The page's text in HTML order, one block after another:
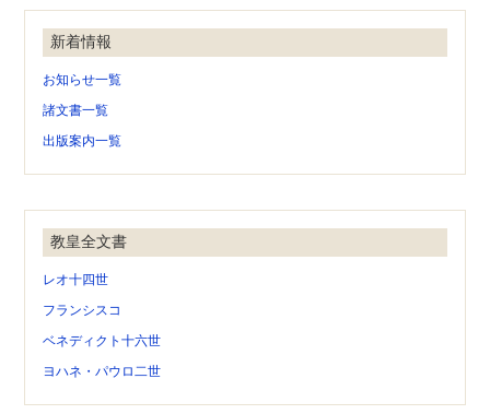
新着情報
お知らせ一覧
諸文書一覧
出版案内一覧
教皇全文書
レオ十四世
フランシスコ
ベネディクト十六世
ヨハネ・パウロ二世